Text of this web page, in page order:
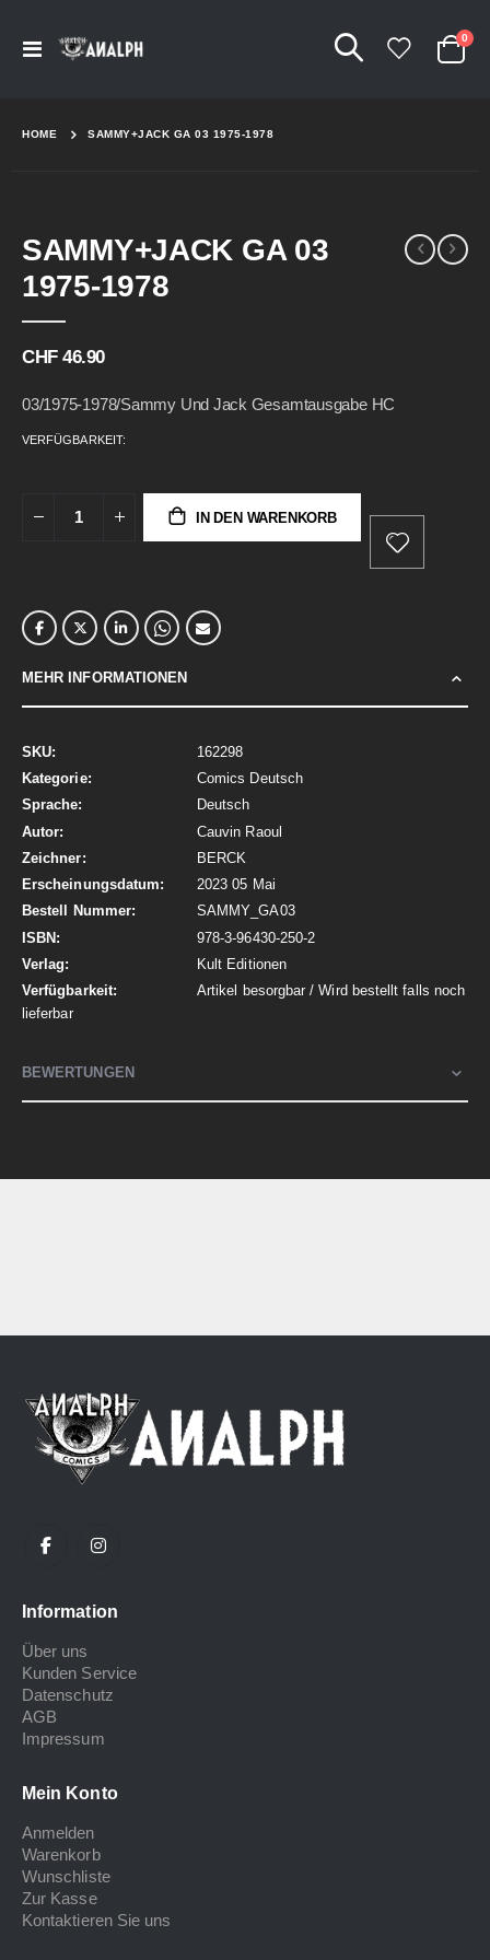
Navigation
Cart
0
HOME SAMMY+JACK GA 03 1975-1978
SAMMY+JACK GA 03
1975-1978
CHF 46.90
03/1975-1978/Sammy Und Jack Gesamtausgabe HC
VERFÜGBARKEIT:
IN DEN WARENKORB
MEHR INFORMATIONEN
Mehr
Informationen
162298
Comics Deutsch
Deutsch
Cauvin Raoul
BERCK
2023 05 Mai
SAMMY_GA03
978-3-96430-250-2
Kult Editionen
Artikel besorgbar / Wird bestellt falls noch
lieferbar
BEWERTUNGEN
to
the
end
images
to
the
beginning
images
Information
Über uns
Kunden Service
Datenschutz
AGB
Impressum
Mein Konto
Anmelden
Warenkorb
Wunschliste
Zur Kasse
Kontaktieren Sie uns